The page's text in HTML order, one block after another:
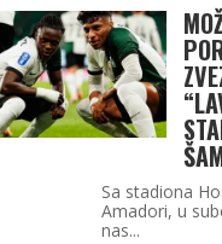
Sa stadiona
Amadori, u
nas...